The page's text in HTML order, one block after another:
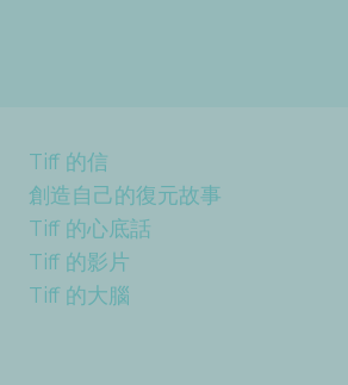
Tiff 的信
創造自己的復元故事
Tiff 的心底話
Tiff 的影片
Tiff 的大腦